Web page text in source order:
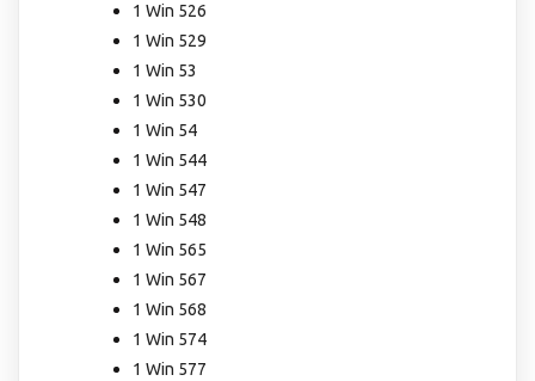
1 Win 526
1 Win 529
1 Win 53
1 Win 530
1 Win 54
1 Win 544
1 Win 547
1 Win 548
1 Win 565
1 Win 567
1 Win 568
1 Win 574
1 Win 577